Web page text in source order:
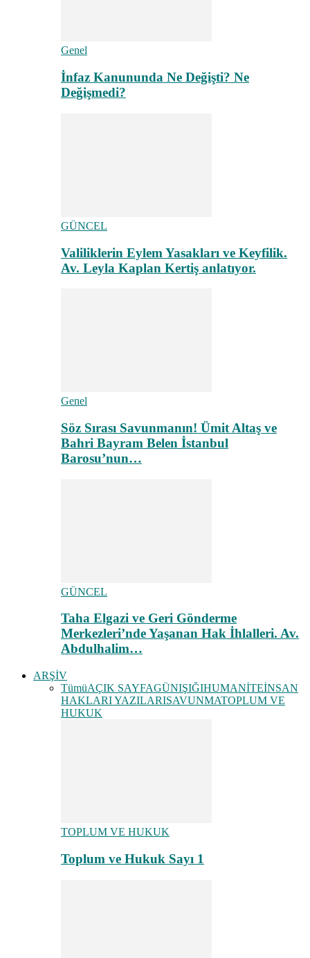
Genel
İnfaz Kanununda Ne Değişti? Ne
Değişmedi?
GÜNCEL
Valiliklerin Eylem Yasakları ve Keyfilik.
Av. Leyla Kaplan Kertiş anlatıyor.
Genel
Söz Sırası Savunmanın! Ümit Altaş ve
Bahri Bayram Belen İstanbul
Barosu’nun…
GÜNCEL
Taha Elgazi ve Geri Gönderme
Merkezleri’nde Yaşanan Hak İhlalleri. Av.
Abdulhalim…
ARŞİV
TümüAÇIK SAYFAGÜNIŞIĞIHUMANİTEİNSAN
HAKLARI YAZILARISAVUNMATOPLUM VE
HUKUK
TOPLUM VE HUKUK
Toplum ve Hukuk Sayı 1